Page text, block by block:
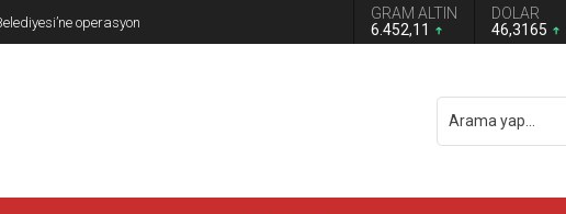
durduruldu
GRAM ALTIN
6.452,11
DOLAR
46,3165